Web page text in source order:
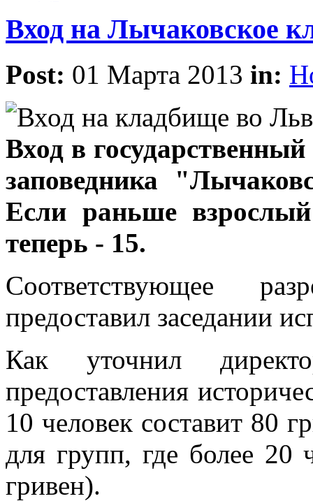
Вход на Лычаковское
Post: 01 Марта 2013 in:
Вход в
заповедника
Если раньше
теперь - 15.
Соответствующее
предоставил заседании
Как уточнил
предоставления
10 человек составит 80
для групп, где более
гривен).